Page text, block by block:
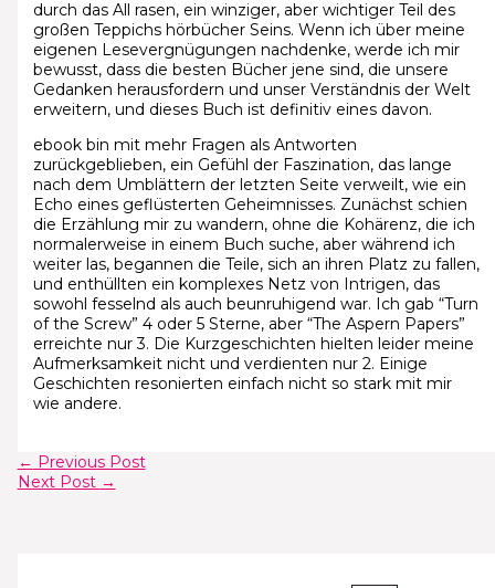
durch das All rasen, ein winziger, aber wichtiger Teil des
großen Teppichs hörbücher Seins. Wenn ich über meine
eigenen Lesevergnügungen nachdenke, werde ich mir
bewusst, dass die besten Bücher jene sind, die unsere
Gedanken herausfordern und unser Verständnis der Welt
erweitern, und dieses Buch ist definitiv eines davon.
ebook bin mit mehr Fragen als Antworten
zurückgeblieben, ein Gefühl der Faszination, das lange
nach dem Umblättern der letzten Seite verweilt, wie ein
Echo eines geflüsterten Geheimnisses. Zunächst schien
die Erzählung mir zu wandern, ohne die Kohärenz, die ich
normalerweise in einem Buch suche, aber während ich
weiter las, begannen die Teile, sich an ihren Platz zu fallen,
und enthüllten ein komplexes Netz von Intrigen, das
sowohl fesselnd als auch beunruhigend war. Ich gab “Turn
of the Screw” 4 oder 5 Sterne, aber “The Aspern Papers”
erreichte nur 3. Die Kurzgeschichten hielten leider meine
Aufmerksamkeit nicht und verdienten nur 2. Einige
Geschichten resonierten einfach nicht so stark mit mir
wie andere.
← Previous Post
Next Post →